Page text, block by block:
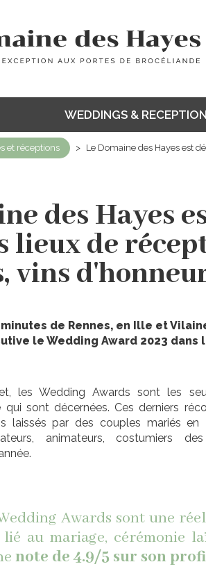
WEDDINGS &
et réceptions > Le Domaine des Hayes est
des Hayes
lieux de
vins
minutes de Rennes, en Ille et
le Wedding Award 2023
les Wedding Awards sont les
qui sont décernées. Ces derniers
laissés par des couples mariés en
animateurs, costumiers
Awards sont une
au mariage, cérémonie
note de 4.9/5 sur son